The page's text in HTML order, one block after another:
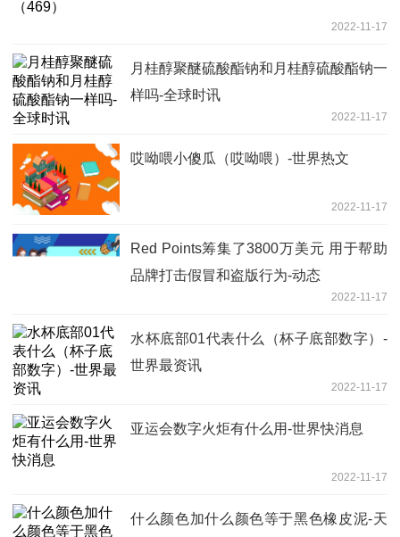
2022-11-17
月桂醇聚醚硫酸酯钠和月桂醇硫酸酯钠一
样吗-全球时讯
2022-11-17
哎呦喂小傻瓜（哎呦喂）-世界热文
2022-11-17
Red Points筹集了3800万美元 用于帮助
品牌打击假冒和盗版行为-动态
2022-11-17
水杯底部01代表什么（杯子底部数字）-
世界最资讯
2022-11-17
亚运会数字火炬有什么用-世界快消息
2022-11-17
什么颜色加什么颜色等于黑色橡皮泥-天